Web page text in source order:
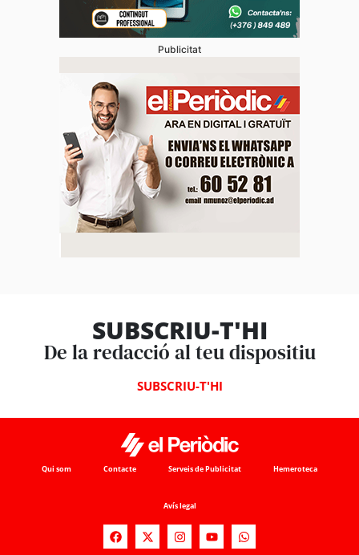
Publicitat
SUBSCRIU-T'HI
De la redacció al teu dispositiu
SUBSCRIU-T'HI
Qui som Contacte Serveis de Publicitat Hemeroteca
Avís legal